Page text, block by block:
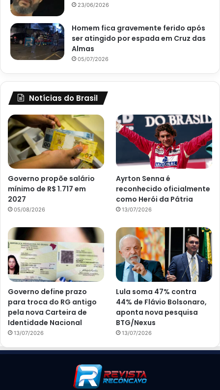
23/06/2026
Homem fica gravemente ferido após
ser atingido por espada em Cruz das
Almas
05/07/2026
Notícias do Brasil
Governo propõe salário
mínimo de R$ 1.717 em
2027
05/08/2026
Ayrton Senna é
reconhecido oficialmente
como Herói da Pátria
13/07/2026
Governo define prazo
para troca do RG antigo
pela nova Carteira de
Identidade Nacional
13/07/2026
Lula soma 47% contra
44% de Flávio Bolsonaro,
aponta nova pesquisa
BTG/Nexus
13/07/2026